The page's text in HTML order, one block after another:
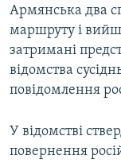
Армянська два
маршруту і
затримані
відомства
повідомлення
У відомстві
повернення